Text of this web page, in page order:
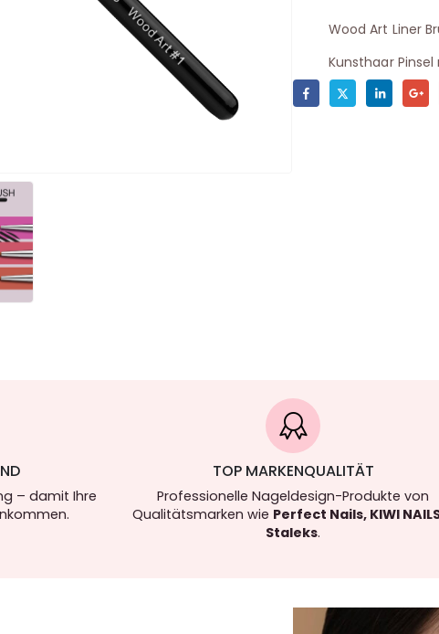
Wood Art Liner
Kunsthaar
– damit Ihre
TOP MARKENQUALITÄT
Professionelle Nageldesign-Produkte von
Qualitätsmarken wie Perfect Nails, KIWI
Staleks.